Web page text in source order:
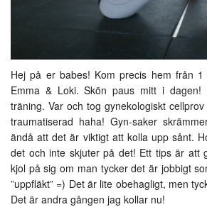
Hej på er babes! Kom precis hem från
Emma & Loki. Skön paus mitt i dagen!
träning. Var och tog gynekologiskt
traumatiserad haha! Gyn-saker
ändå att det är viktigt att kolla upp sånt.
det och inte skjuter på det! Ett tips är att
kjol på sig om man tycker det är jobbigt
”uppfläkt” =) Det är lite obehagligt, men
Det är andra gången jag kollar nu!